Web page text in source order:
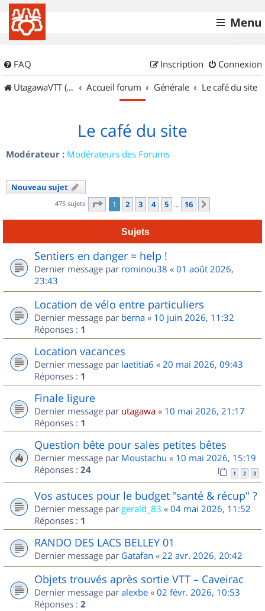
Menu
FAQ Connexion
Inscription
UtagawaVTT (Randos VTT et VTTAE avec traces GPS)
Accueil forum Générale Le café du site
Le café du site
Modérateur : Modérateurs des Forums
Nouveau sujet
475 sujets Page 1sur
1 2 3 4 5 … 16
Sujets
Sentiers en danger = help !
Dernier message par rominou38 « 01 août 2026,
23:43
Location de vélo entre particuliers
Dernier message par berna « 10 juin 2026, 11:32
Réponses : 1
Location vacances
Dernier message par laetitia6 « 20 mai 2026, 09:43
Réponses : 1
Finale ligure
Dernier message par utagawa « 10 mai 2026, 21:17
Réponses : 1
Question bête pour sales petites bêtes
Dernier message par Moustachu « 10 mai 2026, 15:19
Réponses : 24 1 2 3
Vos astuces pour le budget "santé & récup" ?
Dernier message par gerald_83 « 04 mai 2026, 11:52
Réponses : 1
RANDO DES LACS BELLEY 01
Dernier message par Gatafan « 22 avr. 2026, 20:42
Objets trouvés après sortie VTT – Caveirac
Dernier message par alexbe « 02 févr. 2026, 10:53
Réponses : 2